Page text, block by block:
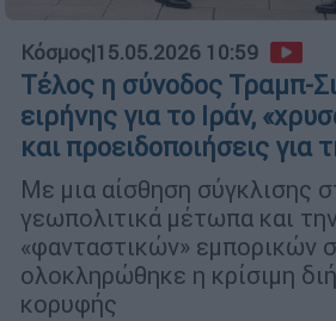
Κόσμος|15.05.2026 10:59
Τέλος η σύνοδος Τραμπ-
ειρήνης για το Ιράν,
και προειδοποιήσεις για
Με μια αίσθηση σύγκλισης
γεωπολιτικά μέτωπα και
«φανταστικών» εμπορικών
ολοκληρώθηκε η κρίσιμη
κορυφής